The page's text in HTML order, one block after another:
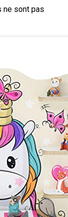
ne sont pas